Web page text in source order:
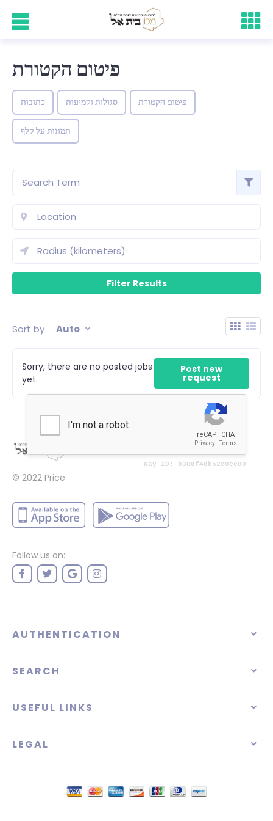
פיטום הקטורת
כתובות סגולות וקמיעות פיטום הקטורת
תמונות על קלף
Sort by Auto
Sorry, there are no posted jobs
yet.
Post new
request
© 2022 Price
Follow us on:
AUTHENTICATION
SEARCH
USEFUL LINKS
LEGAL